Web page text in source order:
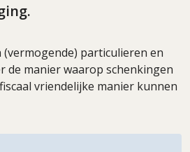
(vermogende) particulieren en
de manier waarop schenkingen
vriendelijke manier kunnen